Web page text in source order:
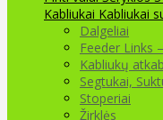
Kabliukai Kabliukai
Dalgeliai
Feeder Links
Kabliukų
Segtukai,
Stoperiai
Žirklės